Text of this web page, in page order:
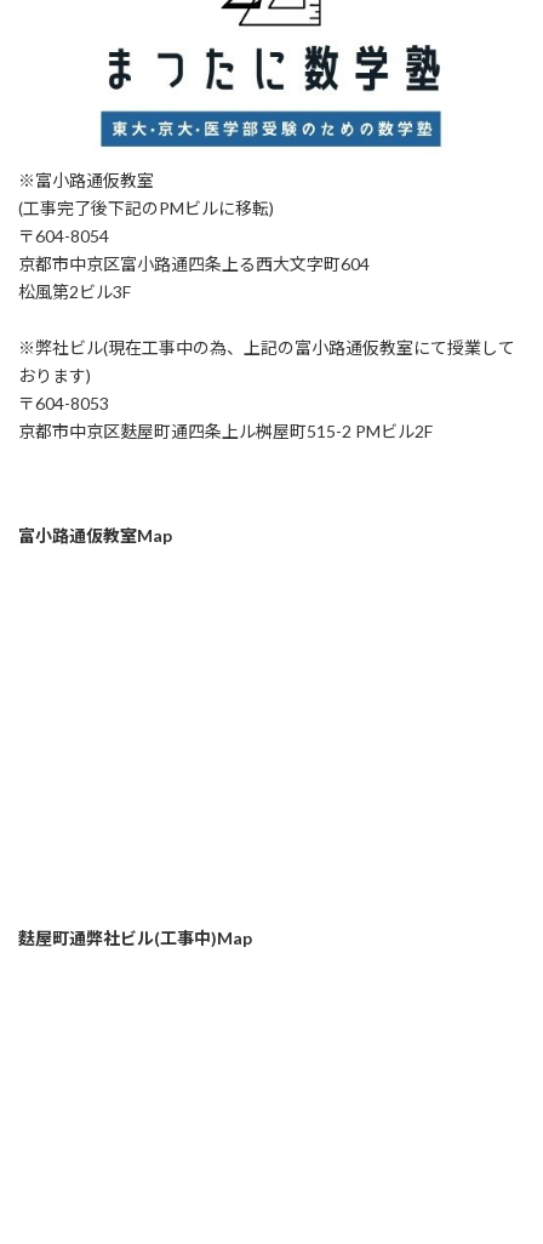
※富小路通仮教室
(工事完了後下記のPMビルに移転)
〒604-8054
京都市中京区富小路通四条上る西大文字町604
松風第2ビル3F
※弊社ビル(現在工事中の為、上記の富小路通仮教室にて授業して
おります)
〒604-8053
京都市中京区麩屋町通四条上ル桝屋町515-2 PMビル2F
富小路通仮教室Map
麩屋町通弊社ビル(工事中)Map